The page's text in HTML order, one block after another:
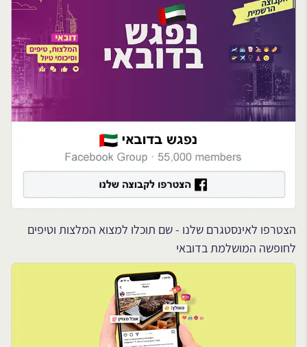
הצטרפו לאינסטגרם שלנו - שם תוכלו למצוא המלצות וטיפים
לחופשה המושלמת בדובאי